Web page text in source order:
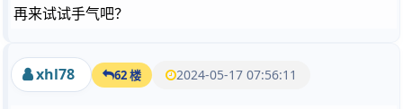
再来试试手气吧？
xhl78 62 楼 2024-05-17 07:56:11